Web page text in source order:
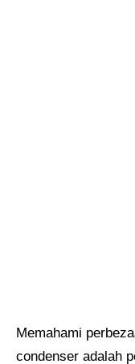
Memahami
condenser adalah